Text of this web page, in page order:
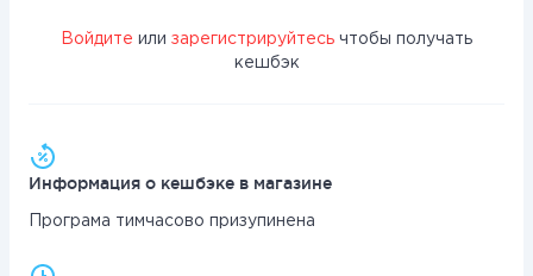
Войдите или зарегистрируйтесь чтобы получать
кешбэк
Информация о кешбэке в магазине
Програма тимчасово призупинена